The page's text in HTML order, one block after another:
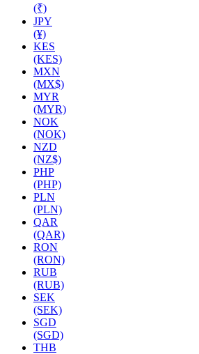
(₹)
JPY
(¥)
KES
(KES)
MXN
(MX$)
MYR
(MYR)
NOK
(NOK)
NZD
(NZ$)
PHP
(PHP)
PLN
(PLN)
QAR
(QAR)
RON
(RON)
RUB
(RUB)
SEK
(SEK)
SGD
(SGD)
THB